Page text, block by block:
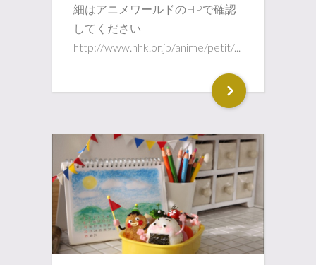
細はアニメワールドのHPで確認
してください
http://www.nhk.or.jp/anime/petit/...